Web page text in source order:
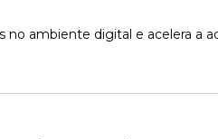
ambiente digital e acelera a